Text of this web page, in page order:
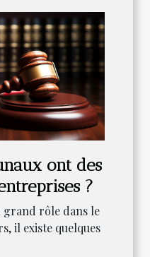
ont des
?
grand rôle dans le
il existe quelques